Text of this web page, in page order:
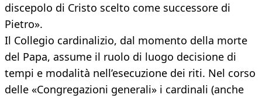
discepolo di Cristo scelto come successore di
Pietro».
Il Collegio cardinalizio, dal momento della morte
del Papa, assume il ruolo di luogo decisione di
tempi e modalità nell’esecuzione dei riti. Nel corso
delle «Congregazioni generali» i cardinali (anche